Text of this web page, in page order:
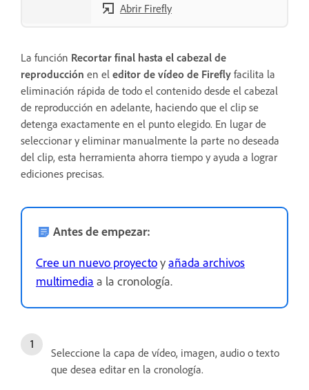
Abrir Firefly
La función Recortar final hasta el cabezal de
reproducción en el editor de vídeo de Firefly facilita la
eliminación rápida de todo el contenido desde el cabezal
de reproducción en adelante, haciendo que el clip se
detenga exactamente en el punto elegido. En lugar de
seleccionar y eliminar manualmente la parte no deseada
del clip, esta herramienta ahorra tiempo y ayuda a lograr
ediciones precisas.
Antes de empezar:
Cree un nuevo proyectoyañada archivos
multimedia a la cronología.
Seleccione la capa de vídeo, imagen, audio o texto
que desea editar en la cronología.